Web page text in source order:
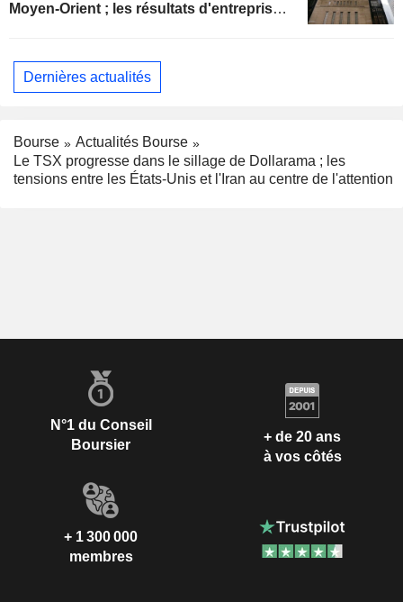
Moyen-Orient ; les résultats d'entreprises
Dernières actualités
Bourse
Actualités Bourse
Le TSX progresse dans le sillage de Dollarama ; les
tensions entre les États-Unis et l'Iran au centre de l'attention
N°1 du Conseil
Boursier
+ de 20 ans
à vos côtés
+ 1 300 000
membres